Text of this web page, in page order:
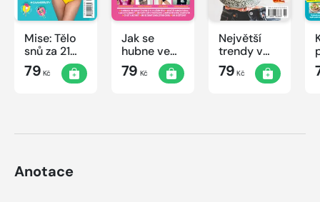
Mise: Tělo
snů za 21
dnů
79 Kč
Jak se
hubne ve
20, 30, 40,
50
79 Kč
Největší
trendy v
hubnutí
79 Kč
Anotace